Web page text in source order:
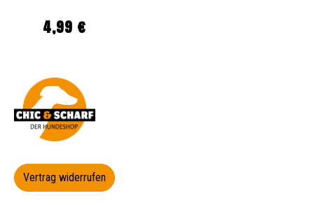
Regulärer Preis:
4,99 €
Vertrag widerrufen